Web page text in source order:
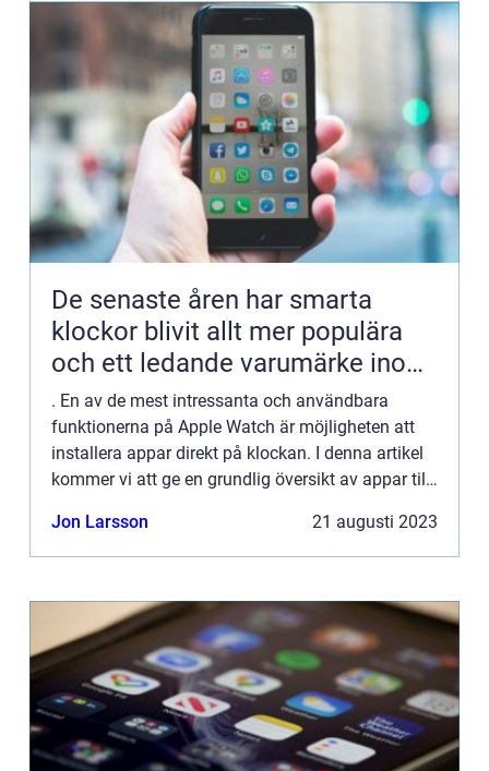
De senaste åren har smarta
klockor blivit allt mer populära
och ett ledande varumärke inom
detta område är Apple Watch
. En av de mest intressanta och användbara
funktionerna på Apple Watch är möjligheten att
installera appar direkt på klockan. I denna artikel
kommer vi att ge en grundlig översikt av appar till
utforska d...
Jon Larsson 21 augusti 2023